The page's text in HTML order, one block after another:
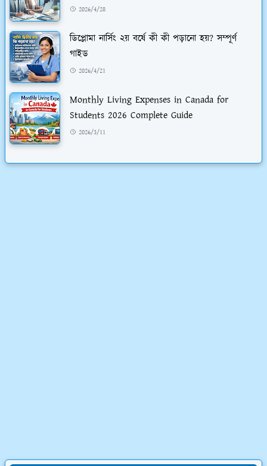
2026/4/28
ডিপ্লোমা নার্সিং ২য় বর্ষে কী কী পড়ানো হয়? সম্পূর্ণ
গাইড
2026/4/21
Monthly Living Expenses in Canada for
Students 2026 Complete Guide
2026/3/11